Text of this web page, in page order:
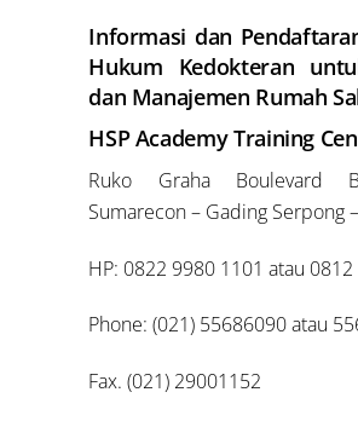
Informasi dan
Hukum Kedokteran
dan Manajemen Rumah
HSP Academy Training
Ruko Graha Boulevard
Sumarecon – Gading Serpong
HP: 0822 9980 1101 atau
Phone: (021) 55686090 atau
Fax. (021) 29001152